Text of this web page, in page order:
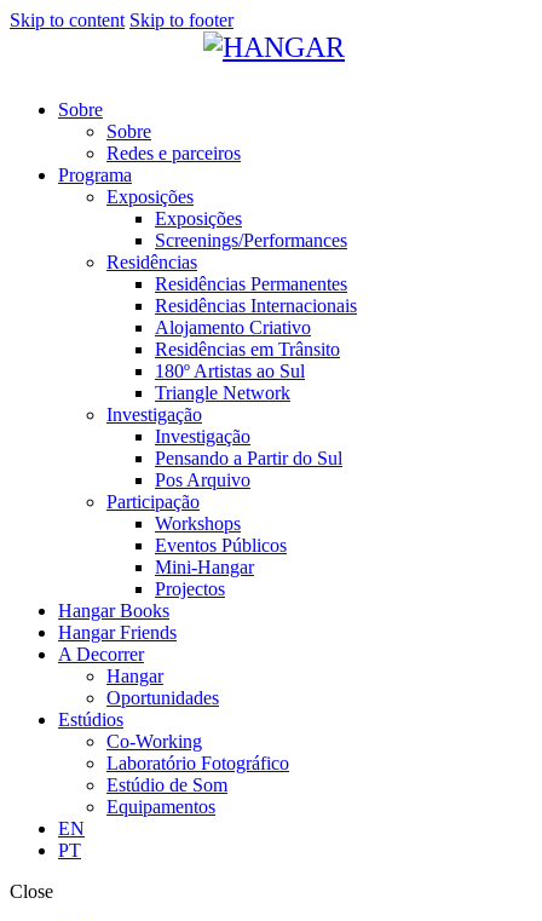
Skip to content Skip to footer
Sobre
Sobre
Redes e parceiros
Programa
Exposições
Exposições
Screenings/Performances
Residências
Residências Permanentes
Residências Internacionais
Alojamento Criativo
Residências em Trânsito
180º Artistas ao Sul
Triangle Network
Investigação
Investigação
Pensando a Partir do Sul
Pos Arquivo
Participação
Workshops
Eventos Públicos
Mini-Hangar
Projectos
Hangar Books
Hangar Friends
A Decorrer
Hangar
Oportunidades
Estúdios
Co-Working
Laboratório Fotográfico
Estúdio de Som
Equipamentos
EN
PT
Close